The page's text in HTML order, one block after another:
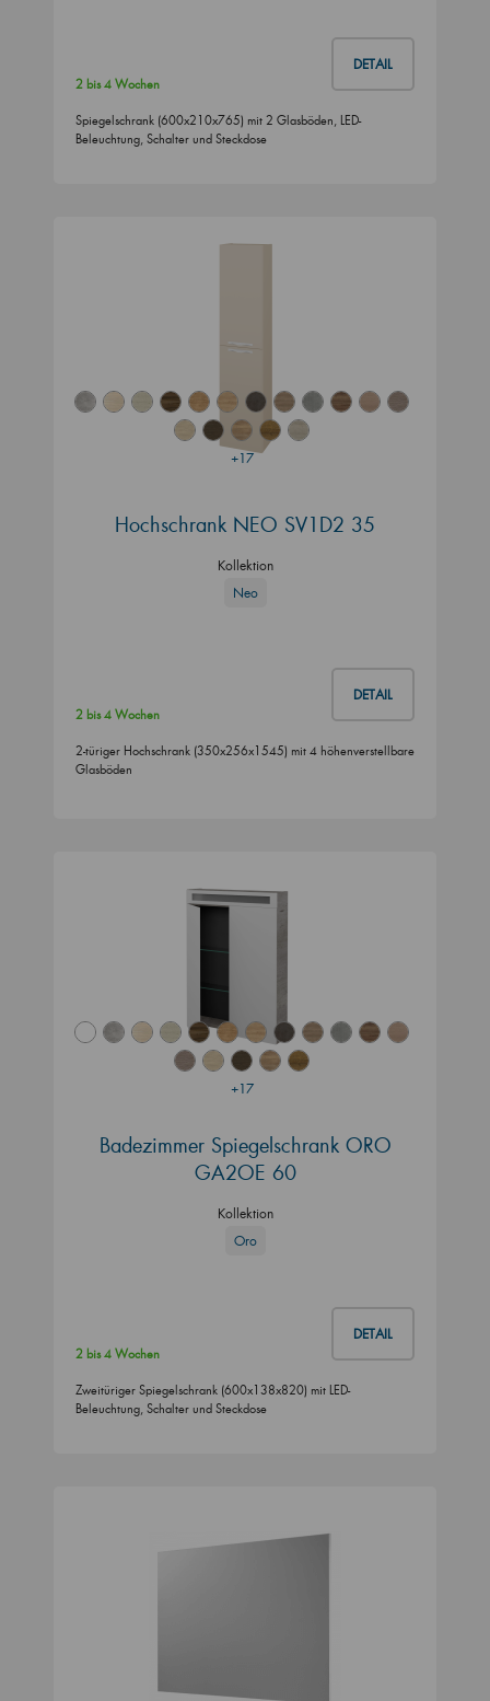
DETAIL
2 bis 4 Wochen
Spiegelschrank (600x210x765) mit 2 Glasböden, LED-
Beleuchtung, Schalter und Steckdose
+17
Hochschrank NEO SV1D2 35
Kollektion
Neo
DETAIL
2 bis 4 Wochen
2-türiger Hochschrank (350x256x1545) mit 4 höhenverstellbare
Glasböden
+17
Badezimmer Spiegelschrank ORO
GA2OE 60
Kollektion
Oro
DETAIL
2 bis 4 Wochen
Zweitüriger Spiegelschrank (600x138x820) mit LED-
Beleuchtung, Schalter und Steckdose